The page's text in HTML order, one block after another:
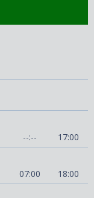
--:--
17:00
07:00
18:00